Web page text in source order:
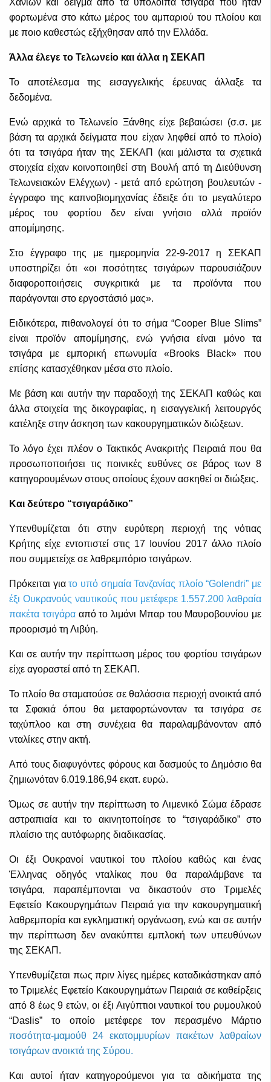
Χανίων και δείγμα από τα υπόλοιπα τσιγάρα που ήταν
φορτωμένα στο κάτω μέρος του αμπαριού του πλοίου και
με ποιο καθεστώς εξήχθησαν από την Ελλάδα.
Άλλα έλεγε το Τελωνείο και άλλα η ΣΕΚΑΠ
Το αποτέλεσμα της εισαγγελικής έρευνας άλλαξε τα
δεδομένα.
Ενώ αρχικά το Τελωνείο Ξάνθης είχε βεβαιώσει (σ.σ. με
βάση τα αρχικά δείγματα που είχαν ληφθεί από το πλοίο)
ότι τα τσιγάρα ήταν της ΣΕΚΑΠ (και μάλιστα τα σχετικά
στοιχεία είχαν κοινοποιηθεί στη Βουλή από τη Διεύθυνση
Τελωνειακών Ελέγχων) - μετά από ερώτηση βουλευτών -
έγγραφο της καπνοβιομηχανίας έδειξε ότι το μεγαλύτερο
μέρος του φορτίου δεν είναι γνήσιο αλλά προϊόν
απομίμησης.
Στο έγγραφο της με ημερομηνία 22-9-2017 η ΣΕΚΑΠ
υποστηρίζει ότι «οι ποσότητες τσιγάρων παρουσιάζουν
διαφοροποιήσεις συγκριτικά με τα προϊόντα που
παράγονται στο εργοστάσιό μας».
Ειδικότερα, πιθανολογεί ότι το σήμα “Cooper Blue Slims”
είναι προϊόν απομίμησης, ενώ γνήσια είναι μόνο τα
τσιγάρα με εμπορική επωνυμία «Brooks Black» που
επίσης κατασχέθηκαν μέσα στο πλοίο.
Με βάση και αυτήν την παραδοχή της ΣΕΚΑΠ καθώς και
άλλα στοιχεία της δικογραφίας, η εισαγγελική λειτουργός
κατέληξε στην άσκηση των κακουργηματικών διώξεων.
Το λόγο έχει πλέον ο Τακτικός Ανακριτής Πειραιά που θα
προσωποποιήσει τις ποινικές ευθύνες σε βάρος των 8
κατηγορουμένων στους οποίους έχουν ασκηθεί οι διώξεις.
Και δεύτερο “τσιγαράδικο”
Υπενθυμίζεται ότι στην ευρύτερη περιοχή της νότιας
Κρήτης είχε εντοπιστεί στις 17 Ιουνίου 2017 άλλο πλοίο
που συμμετείχε σε λαθρεμπόριο τσιγάρων.
Πρόκειται γιατο υπό σημαία Τανζανίας πλοίο “Golendri” με
έξι Ουκρανούς ναυτικούς που μετέφερε 1.557.200 λαθραία
πακέτα τσιγάρααπό το λιμάνι Μπαρ του Μαυροβουνίου με
προορισμό τη Λιβύη.
Και σε αυτήν την περίπτωση μέρος του φορτίου τσιγάρων
είχε αγοραστεί από τη ΣΕΚΑΠ.
Το πλοίο θα σταματούσε σε θαλάσσια περιοχή ανοικτά από
τα Σφακιά όπου θα μεταφορτώνονταν τα τσιγάρα σε
ταχύπλοο και στη συνέχεια θα παραλαμβάνονταν από
νταλίκες στην ακτή.
Από τους διαφυγόντες φόρους και δασμούς το Δημόσιο θα
ζημιωνόταν 6.019.186,94 εκατ. ευρώ.
Όμως σε αυτήν την περίπτωση το Λιμενικό Σώμα έδρασε
αστραπιαία και το ακινητοποίησε το “τσιγαράδικο” στο
πλαίσιο της αυτόφωρης διαδικασίας.
Οι έξι Ουκρανοί ναυτικοί του πλοίου καθώς και ένας
Έλληνας οδηγός νταλίκας που θα παραλάμβανε τα
τσιγάρα, παραπέμπονται να δικαστούν στο Τριμελές
Εφετείο Κακουργημάτων Πειραιά για την κακουργηματική
λαθρεμπορία και εγκληματική οργάνωση, ενώ και σε αυτήν
την περίπτωση δεν ανακύπτει εμπλοκή των υπευθύνων
της ΣΕΚΑΠ.
Υπενθυμίζεται πως πριν λίγες ημέρες καταδικάστηκαν από
το Τριμελές Εφετείο Κακουργημάτων Πειραιά σε καθείρξεις
από 8 έως 9 ετών, οι έξι Αιγύπτιοι ναυτικοί του ρυμουλκού
“Daslis” το οποίο μετέφερε τον περασμένο Μάρτιο
ποσότητα-μαμούθ 24 εκατομμυρίων πακέτων λαθραίων
τσιγάρων ανοικτά της Σύρου.
Και αυτοί ήταν κατηγορούμενοι για τα αδικήματα της